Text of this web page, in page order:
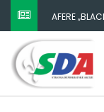
AFERE
ZATAŠKATI